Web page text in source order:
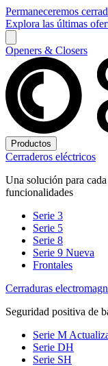
Permaneceremos
Explora las últimas
Openers & Closers
Productos
Cerraderos eléctricos
Una solución para
funcionalidades
Serie 3
Serie 5
Serie 8
Serie 9 Nueva
Frontales
Cerraduras
Seguridad positiva de
Serie M
Serie DH
Serie SH